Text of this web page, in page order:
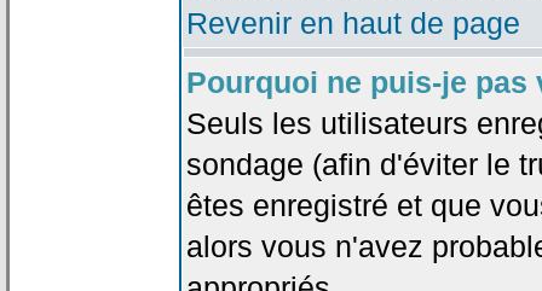
Revenir en haut de page
Pourquoi ne puis-je pas
Seuls les utilisateurs
sondage (afin d'éviter le
êtes enregistré et que
alors vous n'avez